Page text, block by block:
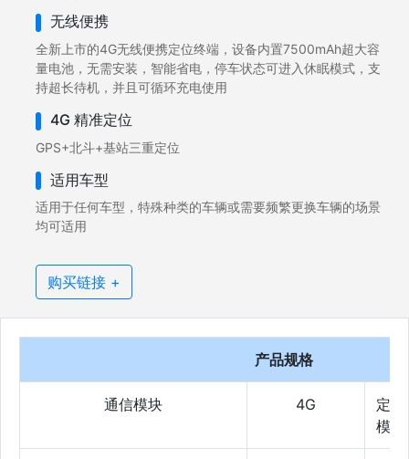
无线便携
全新上市的4G无线便携定位终端，设备内置7500mAh超大容
量电池，无需安装，智能省电，停车状态可进入休眠模式，支
持超长待机，并且可循环充电使用
4G 精准定位
GPS+北斗+基站三重定位
适用车型
适用于任何车型，特殊种类的车辆或需要频繁更换车辆的场景
均可适用
购买链接 +
产品规格
通信模块 4G
定位
模块